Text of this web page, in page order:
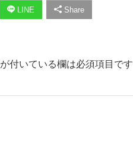
LINE Share
が付いている欄は必須項目です